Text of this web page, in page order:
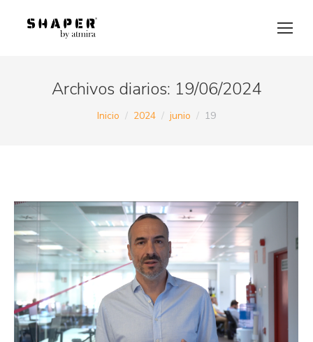
Archivos diarios: 19/06/2024
Estás aquí:
Inicio 2024 junio 19